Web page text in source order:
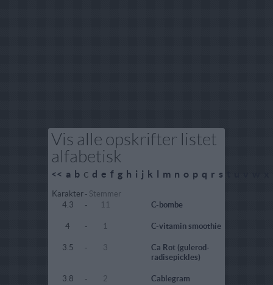
Vis alle opskrifter listet
alfabetisk
<< a b c d e f g h i j k l m n o p q r s
Karakter - Stemmer
4.3
- 11 C-bombe
4 - 1 C-vitamin smoothie
3.5 - 3
Ca Rot (gulerod-
radisepickles)
3.8 - 2 Cablegram